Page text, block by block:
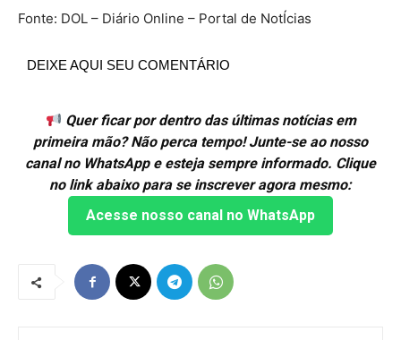
Fonte: DOL – Diário Online – Portal de NotÍcias
DEIXE AQUI SEU COMENTÁRIO
Quer ficar por dentro das últimas notícias em
primeira mão? Não perca tempo! Junte-se ao nosso
canal no WhatsApp e esteja sempre informado. Clique
no link abaixo para se inscrever agora mesmo:
Acesse nosso canal no WhatsApp